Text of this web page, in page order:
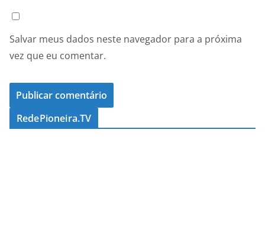
Salvar meus dados neste navegador para a próxima
vez que eu comentar.
RedePioneira.TV